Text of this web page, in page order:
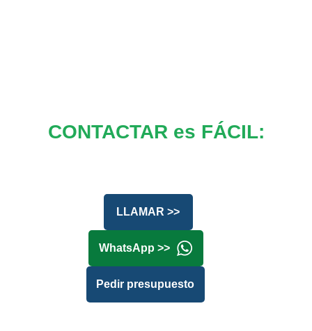
CONTACTAR es FÁCIL:
LLAMAR >>
WhatsApp >>
Pedir presupuesto